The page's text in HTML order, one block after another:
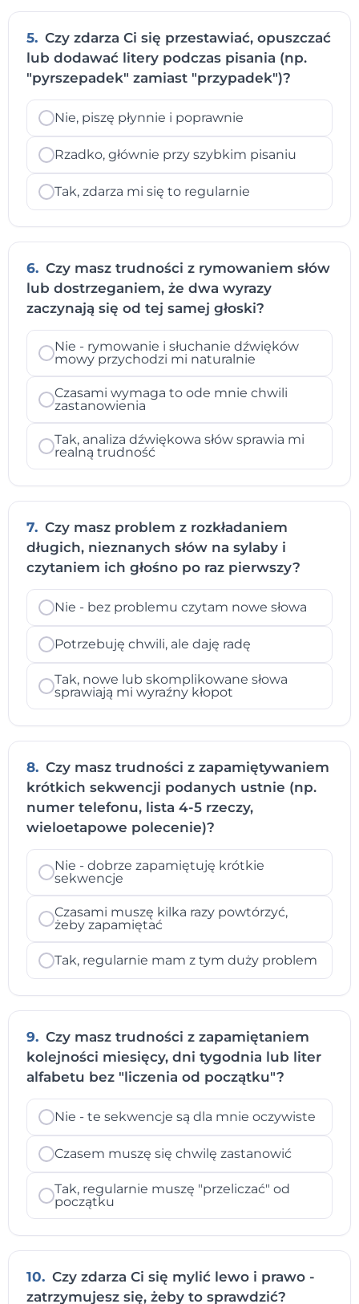
5. Czy zdarza Ci się przestawiać, opuszczać
lub dodawać litery podczas pisania (np.
"pyrszepadek" zamiast "przypadek")?
Nie, piszę płynnie i poprawnie
Rzadko, głównie przy szybkim pisaniu
Tak, zdarza mi się to regularnie
6. Czy masz trudności z rymowaniem słów
lub dostrzeganiem, że dwa wyrazy
zaczynają się od tej samej głoski?
Nie - rymowanie i słuchanie dźwięków
mowy przychodzi mi naturalnie
Czasami wymaga to ode mnie chwili
zastanowienia
Tak, analiza dźwiękowa słów sprawia mi
realną trudność
7. Czy masz problem z rozkładaniem
długich, nieznanych słów na sylaby i
czytaniem ich głośno po raz pierwszy?
Nie - bez problemu czytam nowe słowa
Potrzebuję chwili, ale daję radę
Tak, nowe lub skomplikowane słowa
sprawiają mi wyraźny kłopot
8. Czy masz trudności z zapamiętywaniem
krótkich sekwencji podanych ustnie (np.
numer telefonu, lista 4-5 rzeczy,
wieloetapowe polecenie)?
Nie - dobrze zapamiętuję krótkie
sekwencje
Czasami muszę kilka razy powtórzyć,
żeby zapamiętać
Tak, regularnie mam z tym duży problem
9. Czy masz trudności z zapamiętaniem
kolejności miesięcy, dni tygodnia lub liter
alfabetu bez "liczenia od początku"?
Nie - te sekwencje są dla mnie oczywiste
Czasem muszę się chwilę zastanowić
Tak, regularnie muszę "przeliczać" od
początku
10. Czy zdarza Ci się mylić lewo i prawo -
zatrzymujesz się, żeby to sprawdzić?